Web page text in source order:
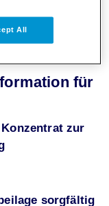
für ein
einer
für
zur
sorgfältig
All